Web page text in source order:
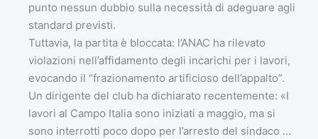
punto nessun dubbio sulla necessità di adeguare agli
standard previsti.
Tuttavia, la partita è bloccata: l’ANAC ha rilevato
violazioni nell’affidamento degli incarichi per i lavori,
evocando il “frazionamento artificioso dell’appalto”.
Un dirigente del club ha dichiarato recentemente: «I
lavori al Campo Italia sono iniziati a maggio, ma si
sono interrotti poco dopo per l’arresto del sindaco …